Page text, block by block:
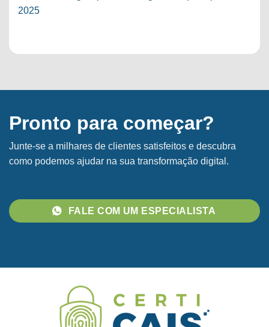
2025
Pronto para começar?
Junte-se a milhares de clientes satisfeitos e descubra
como podemos ajudar na sua transformação digital.
FALE COM UM ESPECIALISTA